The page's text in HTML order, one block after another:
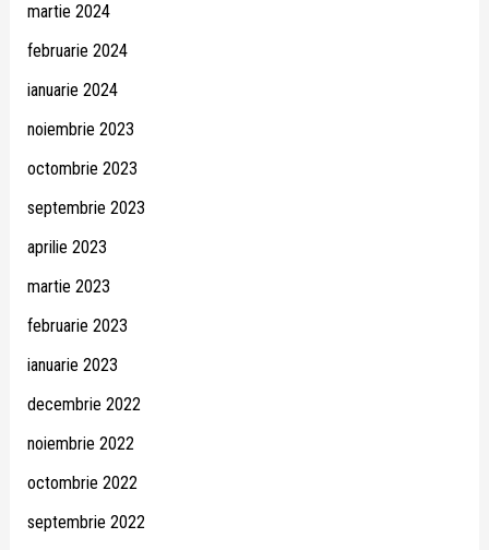
martie 2024
februarie 2024
ianuarie 2024
noiembrie 2023
octombrie 2023
septembrie 2023
aprilie 2023
martie 2023
februarie 2023
ianuarie 2023
decembrie 2022
noiembrie 2022
octombrie 2022
septembrie 2022